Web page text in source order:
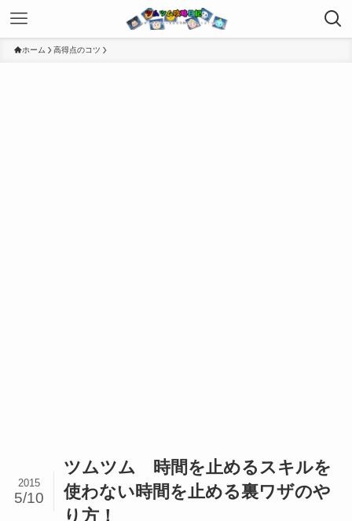
ホーム 高得点のコツ
ツムツム 時間を止めるスキルを
使わない時間を止める裏ワザのや
り方！
2015
5/10